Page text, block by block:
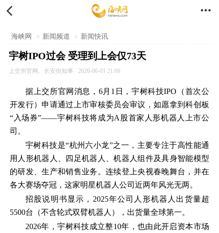
 
海峡网 > 新闻频道 > 新闻快讯
宇树IPO过会 受理到上会仅73天
上交所官网、长安街知事 2026-06-01 21:09
据上交所官网消息，6月1日，宇树科技IPO（首次公
开发行）申请通过上市审核委员会审议，如愿拿到科创板
“入场券”——宇树科技将成为A股首家人形机器人上市公
司。
宇树科技是“杭州六小龙”之一，主要专注于高性能通
用人形机器人、四足机器人、机器人组件及具身智能模型
的研发、生产和销售业务。连续登上央视春晚舞台，并在
各大赛场夺冠，这家明星机器人公司近两年风光无两。
招股说明书显示，2025年公司人形机器人出货量超
5500台（不含轮式双臂机器人），出货量全球第一。
2026年，宇树科技成立整10年，也由此开启资本市场